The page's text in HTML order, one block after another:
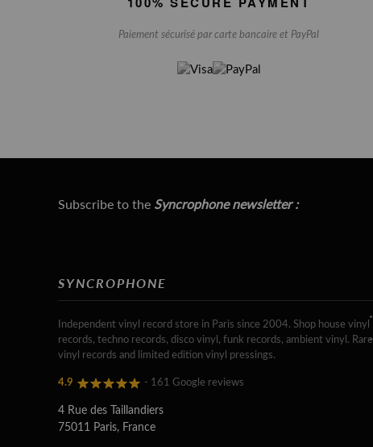
Paiement sécurisé par carte bancaire et PayPal
Subscribe to the Syncrophone newsletter :
SYNCROPHONE
Independent vinyl record store in Paris since 2004. Shop house vinyl
records, techno records, disco vinyl, funk records, ambient vinyl. Rare
vinyl records and limited edition vinyl pressings.
4.9 - 161 Google reviews
4 Rue des Taillandiers
75011 Paris, France